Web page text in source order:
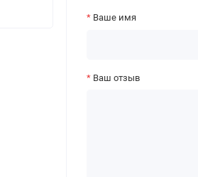
Ваше имя
Ваш отзыв